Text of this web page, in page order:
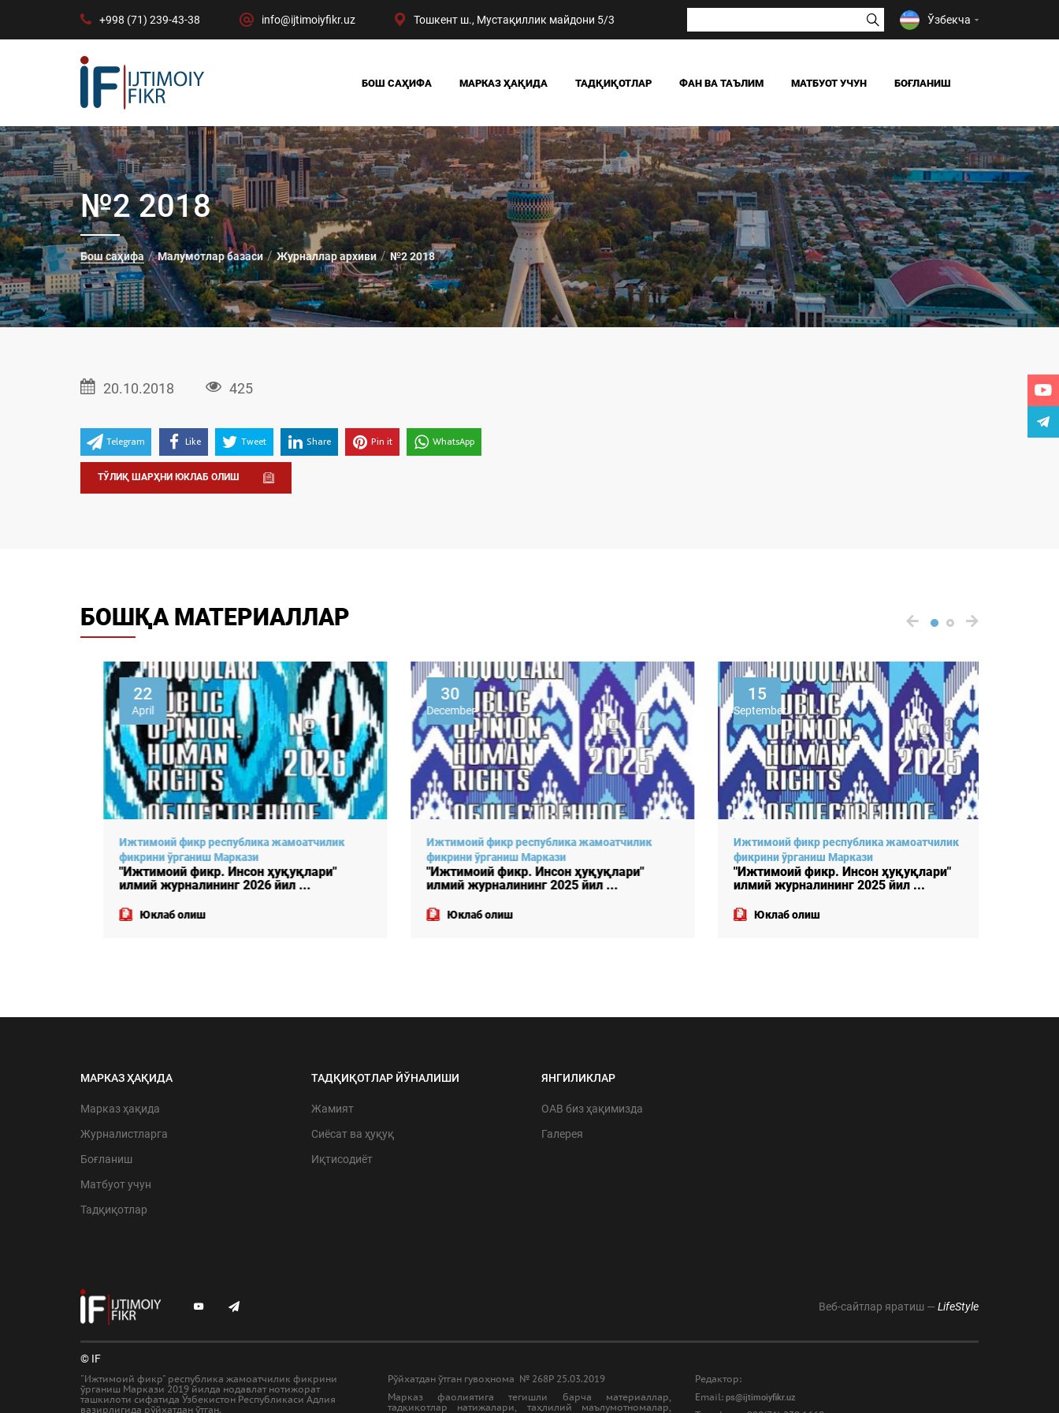
+998 (71) 239-43-38 info@ijtimoiyfikr.uz Тошкент ш., Мустақиллик майдони 5/3 Ўзбекча
БОШ САҲИФА МАРКАЗ ҲАҚИДА
БИЗНИНГ ЮТУҚЛАРИМИЗ
РАҲБАРИЯТ
МАРКАЗ ТУЗИЛМАСИ
ТАДҚИҚОТЛАР
ЖАМИЯТ
СИЁСАТ ВА ҲУҚУҚ
ИҚТИСОДИЁТ
DIGITAL СОЦИОЛОГИЯ
ФАН ВА ТАЪЛИМ МАТБУОТ УЧУН
ЯНГИЛИКЛАР
ОАВ БИЗ ҲАҚИМИЗДА
БОҒЛАНИШ
№2 2018
Бош саҳифа Малумотлар базаси Журналлар архиви №2 2018
20.10.2018 425
Telegram Like Tweet Share Pin it WhatsApp
ТЎЛИҚ ШАРҲНИ ЮКЛАБ ОЛИШ
БОШҚА МАТЕРИАЛЛАР
22
April
Ижтимоий фикр республика жамоатчилик
фикрини ўрганиш Маркази
"Ижтимоий фикр. Инсон ҳуқуқлари"
илмий журналининг 2026 йил ...
Юклаб олиш
30
December
Ижтимоий фикр республика жамоатчилик
фикрини ўрганиш Маркази
"Ижтимоий фикр. Инсон ҳуқуқлари"
илмий журналининг 2025 йил ...
Юклаб олиш
15
September
Ижтимоий фикр республика жамоатчилик
фикрини ўрганиш Маркази
"Ижтимоий фикр. Инсон ҳуқуқлари"
илмий журналининг 2025 йил ...
Юклаб олиш
МАРКАЗ ҲАҚИДА
Марказ ҳақида
Журналистларга
Боғланиш
Матбуот учун
Тадқиқотлар
ТАДҚИҚОТЛАР ЙЎНАЛИШИ
Жамият
Сиёсат ва ҳуқуқ
Иқтисодиёт
ЯНГИЛИКЛАР
ОАВ биз ҳақимизда
Галерея
Веб-сайтлар яратиш — LifeStyle
© IF
"Ижтимоий фикр" республика жамоатчилик фикрини
ўрганиш Маркази 2019 йилда нодавлат нотижорат
ташкилоти сифатида Ўзбекистон Республикаси Адлия
вазирлигида рўйхатдан ўтган.
Рўйхатдан ўтган гувоҳнома № 268Р 25.03.2019
Марказ фаолиятига тегишли барча материаллар,
тадқиқотлар натижалари, таҳлилий маълумотномалар,
Редактор:
Email: ps@ijtimoiyfikr.uz